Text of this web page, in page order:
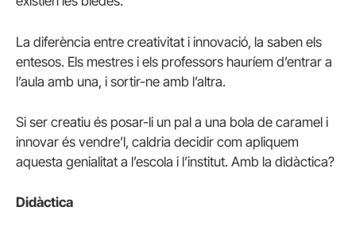
La diferència entre creativitat i innovació, la saben els
entesos. Els mestres i els professors hauríem d’entrar a
l’aula amb una, i sortir-ne amb l’altra.
Si ser creatiu és posar-li un pal a una bola de caramel i
innovar és vendre’l, caldria decidir com apliquem
aquesta genialitat a l’escola i l’institut. Amb la didàctica?
Didàctica